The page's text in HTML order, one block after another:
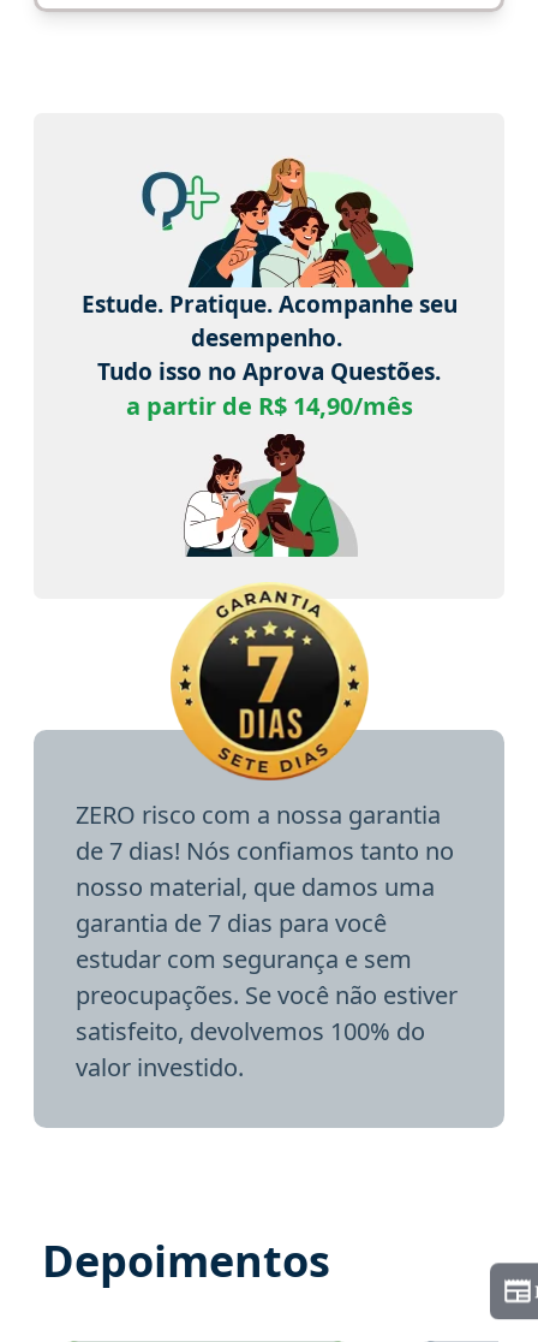
Estude. Pratique. Acompanhe seu
desempenho.
Tudo isso no Aprova Questões.
a partir de R$ 14,90/mês
ZERO risco com a nossa garantia
de 7 dias! Nós confiamos tanto no
nosso material, que damos uma
garantia de 7 dias para você
estudar com segurança e sem
preocupações. Se você não estiver
satisfeito, devolvemos 100% do
valor investido.
Depoimentos